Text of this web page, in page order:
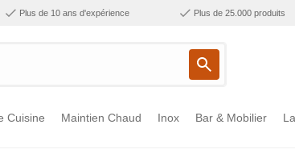
Plus de 10 ans d'expérience Plus de 25.000 produits
Cuisine Maintien Chaud Inox Bar & Mobilier